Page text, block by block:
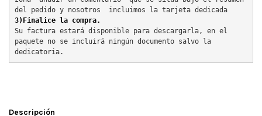
del pedido y nosotros  incluimos la tarjeta dedicada
3)Finalice la compra.
Su factura estará disponible para descargarla, en el
paquete no se incluirá ningún documento salvo la
dedicatoria.
Descripción